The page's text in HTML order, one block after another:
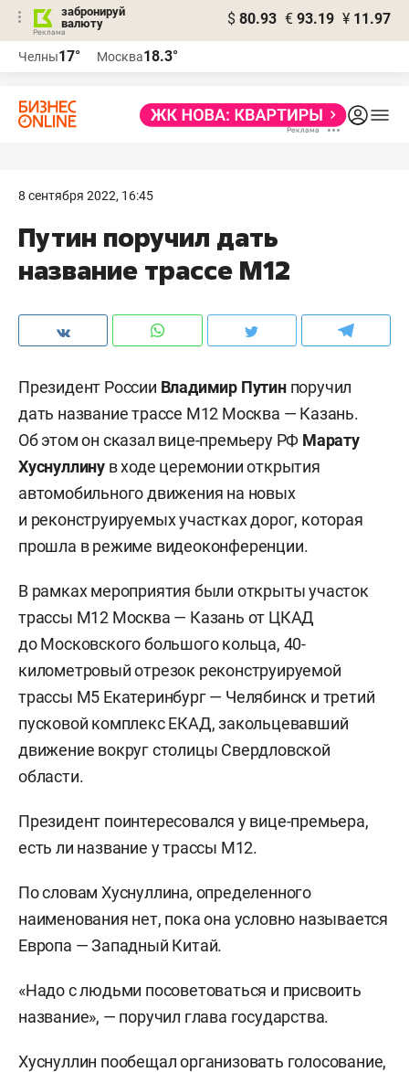
забронируй
валюту
$ 80.93 € 93.19 ¥ 11.97
Челны17° Москва18.3°
8 сентября 2022, 16:45
Путин поручил дать
название трассе М12
Президент России Владимир Путинпоручил
дать название трассе М12 Москва — Казань.
Об этом он сказал вице-премьеру РФ Марату
Хуснуллину в ходе церемонии открытия
автомобильного движения на новых
и реконструируемых участках дорог, которая
прошла в режиме видеоконференции.
В рамках мероприятия были открыты участок
трассы М12 Москва — Казань от ЦКАД
до Московского большого кольца, 40-
километровый отрезок реконструируемой
трассы М5 Екатеринбург — Челябинск и третий
пусковой комплекс ЕКАД, закольцевавший
движение вокруг столицы Свердловской
области.
Президент поинтересовался у вице-премьера,
есть ли название у трассы М12.
По словам Хуснуллина, определенного
наименования нет, пока она условно называется
Европа — Западный Китай.
«Надо с людьми посоветоваться и присвоить
название», — поручил глава государства.
Хуснуллин пообещал организовать голосование,